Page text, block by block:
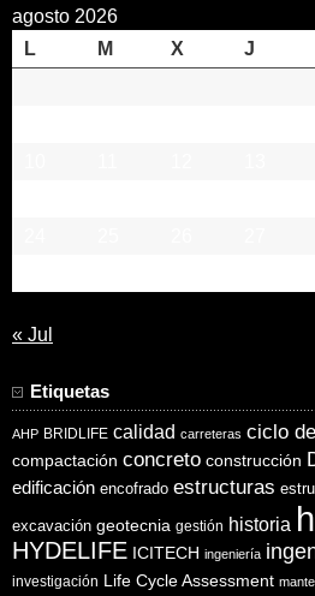
agosto 2026
L
M X J
« Jul
Etiquetas
AHP BRIDLIFE calidad carreteras ciclo
compactación concreto construcción
edificación encofrado estructuras
excavación geotecnia gestión historia
HYDELIFE ICITECH ingeniería
investigación Life Cycle Assessment